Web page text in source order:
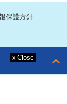
保護方針